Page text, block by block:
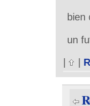
bien
un
| |